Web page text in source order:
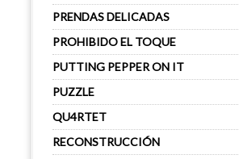
PRENDAS DELICADAS
PROHIBIDO EL TOQUE
PUTTING PEPPER ON IT
PUZZLE
QU4RTET
RECONSTRUCCIÓN